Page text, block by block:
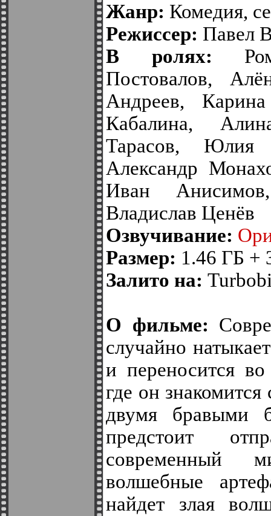
Жанр: Комедия,
Режиссер: Павел
В ролях:
Постовалов,
Андреев,
Кабалина,
Тарасов, Юлия
Александр
Иван
Владислав Ценёв
Озвучивание:
Размер: 1.46 ГБ +
Залито на:
О фильме:
случайно
и переносится
где он
двумя бравыми
предстоит
современный
волшебные
найдет злая